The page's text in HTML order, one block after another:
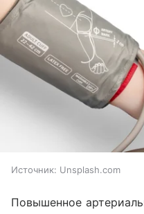
Источник: Unsplash.com
Повышенное